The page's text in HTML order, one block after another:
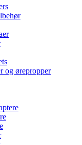
og ørepropper